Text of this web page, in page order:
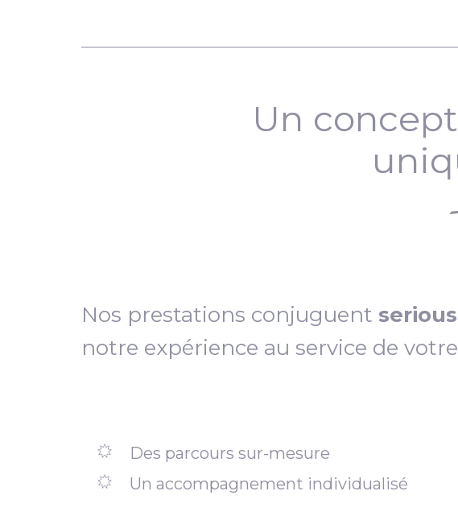
Un
Nos prestations conjuguent
notre expérience au service de
Des parcours sur-mesure
Un accompagnement individualisé